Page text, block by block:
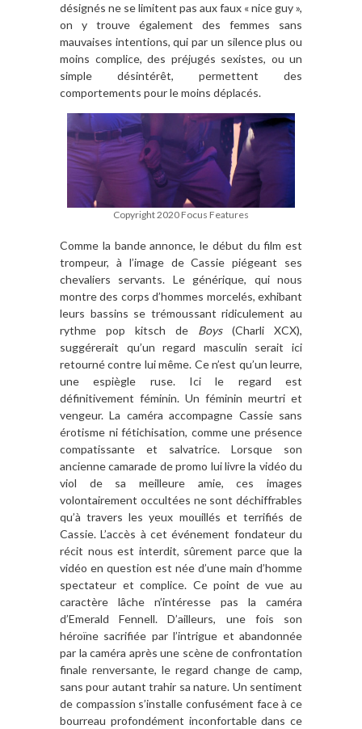
désignés ne se limitent pas aux faux « nice guy »,
on y trouve également des femmes sans
mauvaises intentions, qui par un silence plus ou
moins complice, des préjugés sexistes, ou un
simple désintérêt, permettent des
comportements pour le moins déplacés.
Copyright 2020 Focus Features
Comme la bande annonce, le début du film est
trompeur, à l’image de Cassie piégeant ses
chevaliers servants. Le générique, qui nous
montre des corps d’hommes morcelés, exhibant
leurs bassins se trémoussant ridiculement au
rythme pop kitsch de Boys(Charli XCX),
suggérerait qu’un regard masculin serait ici
retourné contre lui même. Ce n’est qu’un leurre,
une espiègle ruse. Ici le regard est
définitivement féminin. Un féminin meurtri et
vengeur. La caméra accompagne Cassie sans
érotisme ni fétichisation, comme une présence
compatissante et salvatrice. Lorsque son
ancienne camarade de promo lui livre la vidéo du
viol de sa meilleure amie, ces images
volontairement occultées ne sont déchiffrables
qu’à travers les yeux mouillés et terrifiés de
Cassie. L’accès à cet événement fondateur du
récit nous est interdit, sûrement parce que la
vidéo en question est née d’une main d’homme
spectateur et complice. Ce point de vue au
caractère lâche n’intéresse pas la caméra
d’Emerald Fennell. D’ailleurs, une fois son
héroïne sacrifiée par l’intrigue et abandonnée
par la caméra après une scène de confrontation
finale renversante, le regard change de camp,
sans pour autant trahir sa nature. Un sentiment
de compassion s’installe confusément face à ce
bourreau profondément inconfortable dans ce